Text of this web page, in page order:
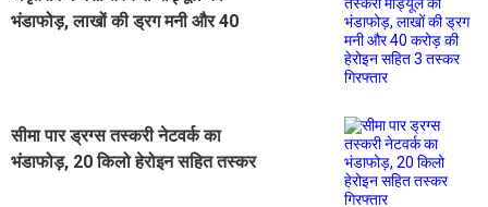
भंडाफोड़, लाखों की ड्रग मनी और 40
सीमा पार ड्रग्स तस्करी नेटवर्क का
भंडाफोड़, 20 किलो हेरोइन सहित तस्कर